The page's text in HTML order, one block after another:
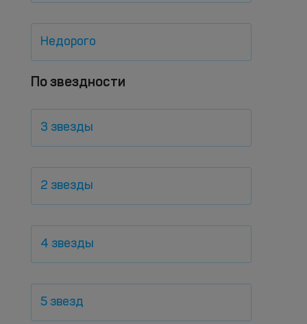
Недорого
По звездности
3 звезды
2 звезды
4 звезды
5 звезд